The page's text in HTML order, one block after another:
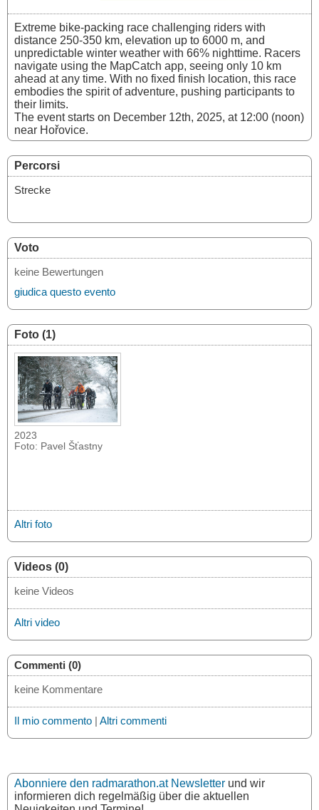
Extreme bike-packing race challenging riders with
distance 250-350 km, elevation up to 6000 m, and
unpredictable winter weather with 66% nighttime. Racers
navigate using the MapCatch app, seeing only 10 km
ahead at any time. With no fixed finish location, this race
embodies the spirit of adventure, pushing participants to
their limits.
The event starts on December 12th, 2025, at 12:00 (noon)
near Hořovice.
Percorsi
Strecke
Voto
keine Bewertungen
giudica questo evento
Foto (1)
2023
Foto: Pavel Šťastny
Altri foto
Videos (0)
keine Videos
Altri video
Commenti (0)
keine Kommentare
Il mio commento | Altri commenti
Abonniere den radmarathon.at Newsletter und wir
informieren dich regelmäßig über die aktuellen